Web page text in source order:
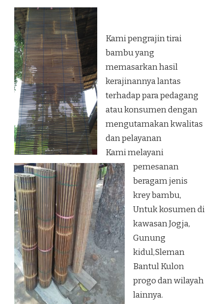
Kami pengrajin tirai
bambu yang
memasarkan hasil
kerajinannya lantas
terhadap para pedagang
atau konsumen dengan
mengutamakan kwalitas
dan pelayanan
Kami melayani
pemesanan
beragam jenis
krey bambu,
Untuk kosumen di
kawasan Jogja,
Gunung
kidul,Sleman
Bantul Kulon
progo dan wilayah
lainnya.